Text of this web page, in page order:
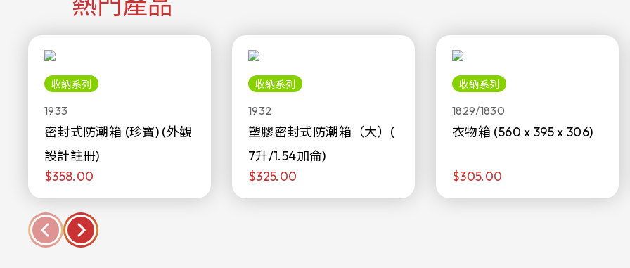
收納系列
1933
密封式防潮箱 (珍寶) (外觀
設計註冊)
$358.00
收納系列
1932
塑膠密封式防潮箱（大）(
7升/1.54加侖)
$325.00
收納系列
1829/1830
衣物箱 (560 x 395 x 306)
$305.00